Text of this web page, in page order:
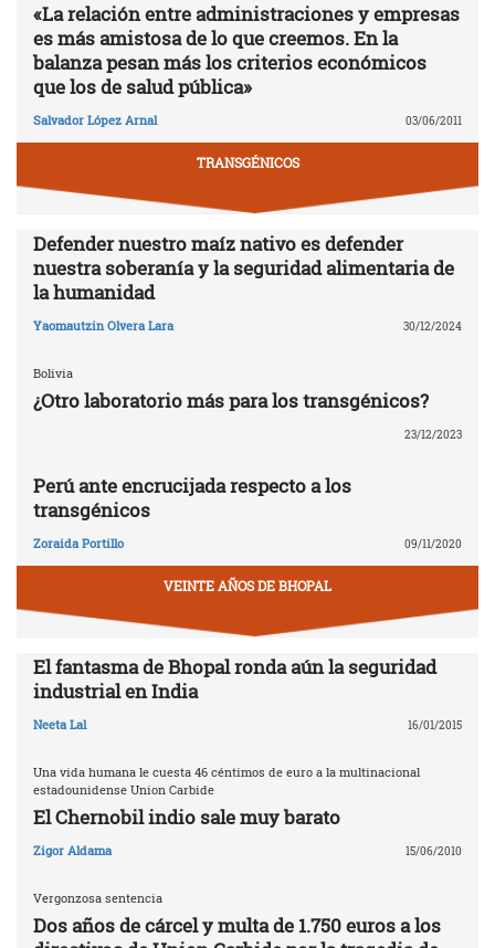
«La relación entre administraciones y empresas
es más amistosa de lo que creemos. En la
balanza pesan más los criterios económicos
que los de salud pública»
Salvador López Arnal 03/06/2011
TRANSGÉNICOS
Defender nuestro maíz nativo es defender
nuestra soberanía y la seguridad alimentaria de
la humanidad
Yaomautzin Olvera Lara 30/12/2024
Bolivia
¿Otro laboratorio más para los transgénicos?
23/12/2023
Perú ante encrucijada respecto a los
transgénicos
Zoraida Portillo 09/11/2020
VEINTE AÑOS DE BHOPAL
El fantasma de Bhopal ronda aún la seguridad
industrial en India
Neeta Lal 16/01/2015
Una vida humana le cuesta 46 céntimos de euro a la multinacional
estadounidense Union Carbide
El Chernobil indio sale muy barato
Zigor Aldama 15/06/2010
Vergonzosa sentencia
Dos años de cárcel y multa de 1.750 euros a los